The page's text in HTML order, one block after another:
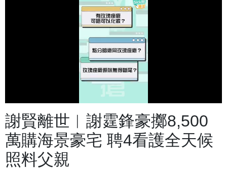
啟
效
:
4
.
9
7
%
謝賢離世︱謝霆鋒豪擲8,500
萬購海景豪宅 聘4看護全天候
照料父親